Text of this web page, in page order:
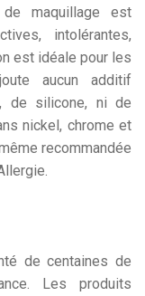
maquillage est
intolérantes,
est idéale pour les
aucun additif
de silicone, ni de
nickel, chrome et
recommandée
de centaines de
Les produits